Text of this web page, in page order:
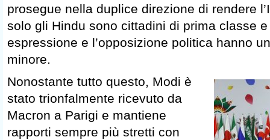
prosegue nella duplice direzione di rendere
solo gli Hindu sono cittadini di prima classe
espressione e l’opposizione politica hanno
minore.
Nonostante tutto questo, Modi è
stato trionfalmente ricevuto da
Macron a Parigi e mantiene
rapporti sempre più stretti con